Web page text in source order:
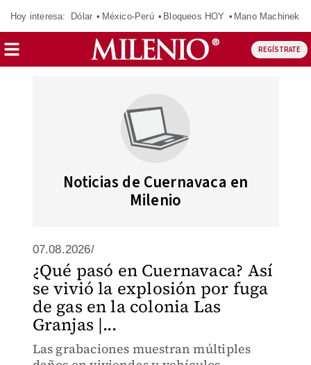
Hoy interesa: Dólar México-Perú Bloqueos HOY Mano Machinek
REGÍSTRATE
Noticias de Cuernavaca en
Milenio
07.08.2026/
¿Qué pasó en Cuernavaca? Así
se vivió la explosión por fuga
de gas en la colonia Las
Granjas |...
Las grabaciones muestran múltiples